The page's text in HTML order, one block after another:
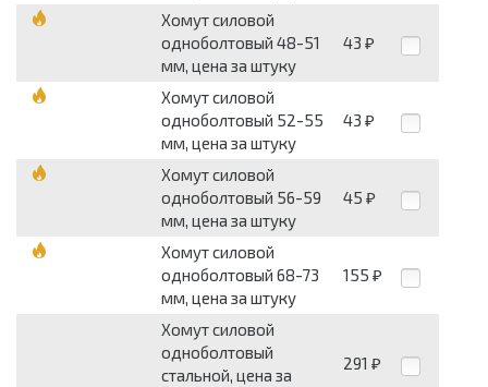
Хомут силовой
одноболтовый 48-51
мм, цена за штуку
43 ₽
Хомут силовой
одноболтовый 52-55
мм, цена за штуку
43 ₽
Хомут силовой
одноболтовый 56-59
мм, цена за штуку
45 ₽
Хомут силовой
одноболтовый 68-73
мм, цена за штуку
155 ₽
Хомут силовой
одноболтовый
стальной, цена за
291 ₽